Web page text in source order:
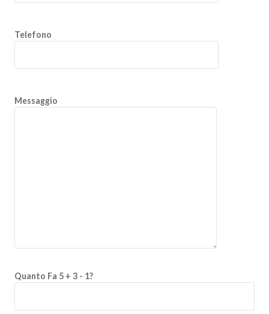
Telefono
Messaggio
Quanto Fa 5 + 3 - 1?